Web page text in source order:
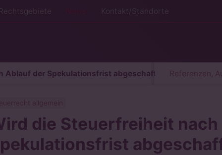
Rechtsgebiete News Kontakt/Standorte
Ablauf der Spekulationsfrist abgeschafft? Referenzen,
die Steuerfreiheit